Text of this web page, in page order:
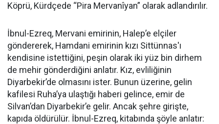
Köprü, Kürdçede “Pira Mervanîyan” olarak adlandırılır.
İbnul-Ezreq, Mervani emirinin, Halep’e elçiler
göndererek, Hamdani emirinin kızı Sittünnas'ı
kendisine istettiğini, peşin olarak iki yüz bin dirhem
de mehir gönderdiğini anlatır. Kız, evliliğinin
Diyarbekir’de olmasını ister. Bunun üzerine, gelin
kafilesi Ruha’ya ulaştığı haberi gelince, emir de
Silvan’dan Diyarbekir’e gelir. Ancak şehre girişte,
kapıda öldürülür. İbnul-Ezreq, kitabında şöyle anlatır: